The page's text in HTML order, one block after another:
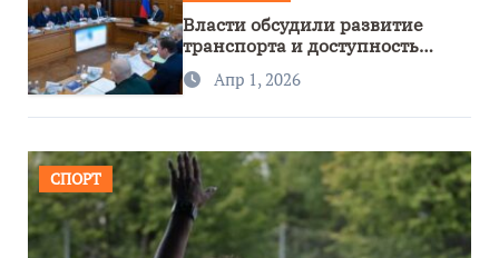
Власти обсудили развитие
транспорта и доступность
региона
Апр 1, 2026
СПОРТ